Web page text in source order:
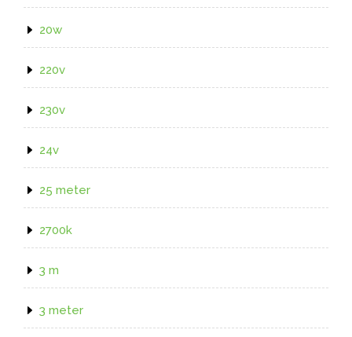
20w
220v
230v
24v
25 meter
2700k
3 m
3 meter